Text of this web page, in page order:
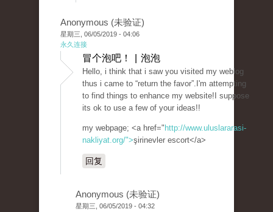
Anonymous (未验证)
星期三, 06/05/2019 - 04:06
永久连接
冒个泡吧！ | 泡泡
Hello, i think that i saw you visited my weblog
thus i came to “return the favor”.I'm attempting
to find things to enhance my website!I suppose
its ok to use a few of your ideas!!
my webpage; <a href=" http://www.uluslararasi-
nakliyat.org/">şirinevler escort</a>
回复
Anonymous (未验证)
星期三, 06/05/2019 - 04:32